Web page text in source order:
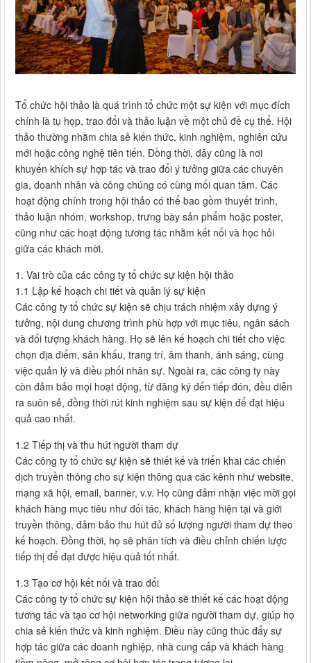
Tổ chức hội thảo là quá trình tổ chức một sự kiện với mục đích
chính là tụ họp, trao đổi và thảo luận về một chủ đề cụ thể. Hội
thảo thường nhằm chia sẻ kiến thức, kinh nghiệm, nghiên cứu
mới hoặc công nghệ tiên tiến. Đồng thời, đây cũng là nơi
khuyến khích sự hợp tác và trao đổi ý tưởng giữa các chuyên
gia, doanh nhân và công chúng có cùng mối quan tâm. Các
hoạt động chính trong hội thảo có thể bao gồm thuyết trình,
thảo luận nhóm, workshop, trưng bày sản phẩm hoặc poster,
cũng như các hoạt động tương tác nhằm kết nối và học hỏi
giữa các khách mời.
1. Vai trò của các công ty tổ chức sự kiện hội thảo
1.1 Lập kế hoạch chi tiết và quản lý sự kiện
Các công ty tổ chức sự kiện sẽ chịu trách nhiệm xây dựng ý
tưởng, nội dung chương trình phù hợp với mục tiêu, ngân sách
và đối tượng khách hàng. Họ sẽ lên kế hoạch chi tiết cho việc
chọn địa điểm, sân khấu, trang trí, âm thanh, ánh sáng, cùng
việc quản lý và điều phối nhân sự. Ngoài ra, các công ty này
còn đảm bảo mọi hoạt động, từ đăng ký đến tiếp đón, đều diễn
ra suôn sẻ, đồng thời rút kinh nghiệm sau sự kiện để đạt hiệu
quả cao nhất.
1.2 Tiếp thị và thu hút người tham dự
Các công ty tổ chức sự kiện sẽ thiết kế và triển khai các chiến
dịch truyền thông cho sự kiện thông qua các kênh như website,
mạng xã hội, email, banner, v.v. Họ cũng đảm nhận việc mời gọi
khách hàng mục tiêu như đối tác, khách hàng hiện tại và giới
truyền thông, đảm bảo thu hút đủ số lượng người tham dự theo
kế hoạch. Đồng thời, họ sẽ phân tích và điều chỉnh chiến lược
tiếp thị để đạt được hiệu quả tốt nhất.
1.3 Tạo cơ hội kết nối và trao đổi
Các công ty tổ chức sự kiện hội thảo sẽ thiết kế các hoạt động
tương tác và tạo cơ hội networking giữa người tham dự, giúp họ
chia sẻ kiến thức và kinh nghiệm. Điều này cũng thúc đẩy sự
hợp tác giữa các doanh nghiệp, nhà cung cấp và khách hàng